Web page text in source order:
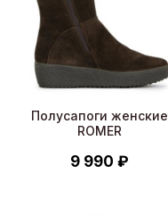
Полусапоги женские
ROMER
9 990 ₽